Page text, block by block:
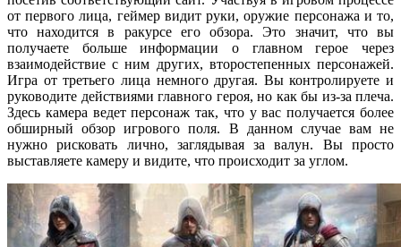
от первого лица, геймер видит руки, оружие персонажа и то,
что находится в ракурсе его обзора. Это значит, что вы
получаете больше информации о главном герое через
взаимодействие с ним других, второстепенных персонажей.
Игра от третьего лица немного другая. Вы контролируете и
руководите действиями главного героя, но как бы из-за плеча.
Здесь камера ведет персонаж так, что у вас получается более
обширный обзор игрового поля. В данном случае вам не
нужно рисковать лично, заглядывая за валун. Вы просто
выставляете камеру и видите, что происходит за углом.